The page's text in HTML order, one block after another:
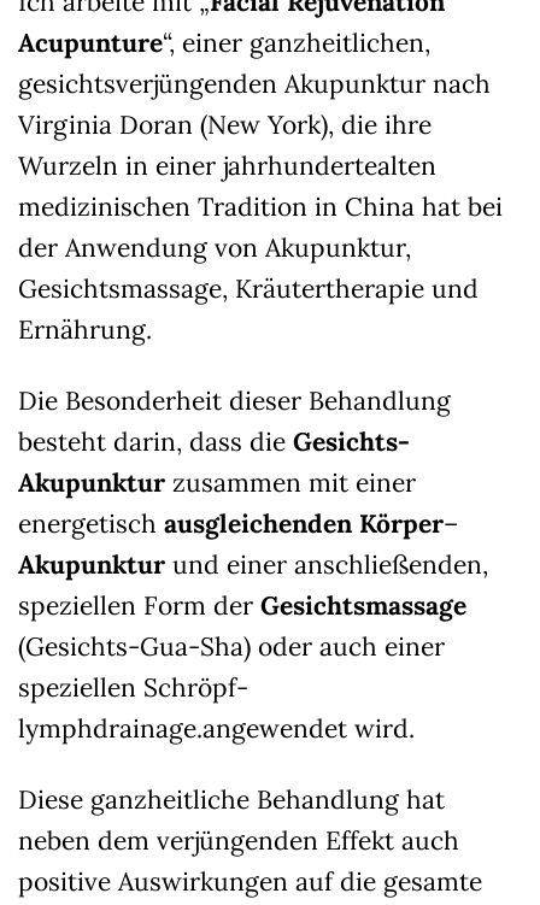
Acupunture“, einer ganzheitlichen,
gesichtsverjüngenden Akupunktur nach
Virginia Doran (New York), die ihre
Wurzeln in einer jahrhundertealten
medizinischen Tradition in China hat bei
der Anwendung von Akupunktur,
Gesichtsmassage, Kräutertherapie und
Ernährung.
Die Besonderheit dieser Behandlung
besteht darin, dass die Gesichts-
Akupunktur zusammen mit einer
energetisch ausgleichenden Körper–
Akupunktur und einer anschließenden,
speziellen Form der Gesichtsmassage
(Gesichts-Gua-Sha) oder auch einer
speziellen Schröpf-
lymphdrainage.angewendet wird.
Diese ganzheitliche Behandlung hat
neben dem verjüngenden Effekt auch
positive Auswirkungen auf die gesamte